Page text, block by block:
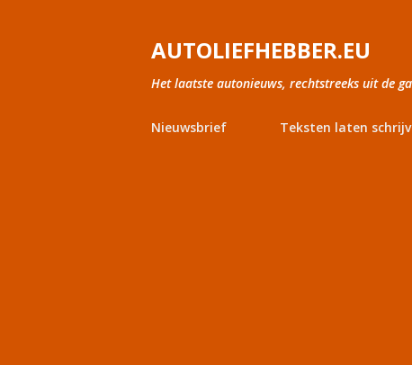
AUTOLIEFHEBBER.EU
Het laatste autonieuws, rechtstreeks uit de
Nieuwsbrief Teksten laten